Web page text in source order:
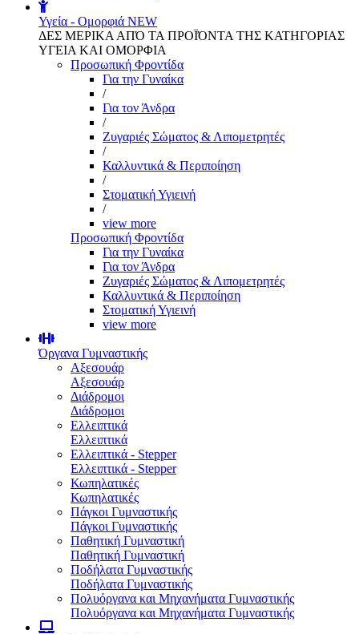
Υγεία - Ομορφιά NEW
ΔΕΣ ΜΕΡΙΚΑ ΑΠΌ ΤΑ ΠΡΟΪΌΝΤΑ ΤΗΣ ΚΑΤΗΓΟΡΙΑΣ
ΥΓΕΙΑ ΚΑΙ ΟΜΟΡΦΙΑ
Προσωπική Φροντίδα
Για την Γυναίκα
/
Για τον Άνδρα
/
Ζυγαριές Σώματος & Λιπομετρητές
/
Καλλυντικά & Περιποίηση
/
Στοματική Υγιεινή
/
view more
Προσωπική Φροντίδα
Για την Γυναίκα
Για τον Άνδρα
Ζυγαριές Σώματος & Λιπομετρητές
Καλλυντικά & Περιποίηση
Στοματική Υγιεινή
view more
Όργανα Γυμναστικής
Αξεσουάρ
Αξεσουάρ
Διάδρομοι
Διάδρομοι
Ελλειπτικά
Ελλειπτικά
Ελλειπτικά - Stepper
Ελλειπτικά - Stepper
Κωπηλατικές
Κωπηλατικές
Πάγκοι Γυμναστικής
Πάγκοι Γυμναστικής
Παθητική Γυμναστική
Παθητική Γυμναστική
Ποδήλατα Γυμναστικής
Ποδήλατα Γυμναστικής
Πολυόργανα και Μηχανήματα Γυμναστικής
Πολυόργανα και Μηχανήματα Γυμναστικής